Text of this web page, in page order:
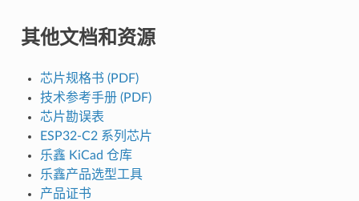
其他文档和资源
芯片规格书 (PDF)
技术参考手册 (PDF)
芯片勘误表
ESP32-C2 系列芯片
乐鑫 KiCad 仓库
乐鑫产品选型工具
产品证书